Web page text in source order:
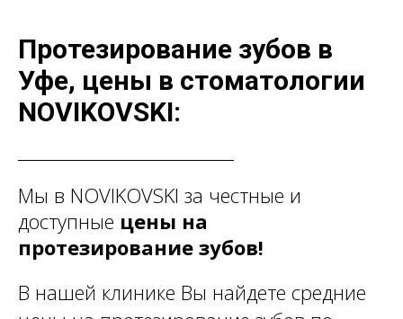
Протезирование зубов в
Уфе, цены в стоматологии
NOVIKOVSKI:
Мы в NOVIKOVSKI за честные и
доступные цены на
протезирование зубов!
В нашей клинике Вы найдете средние